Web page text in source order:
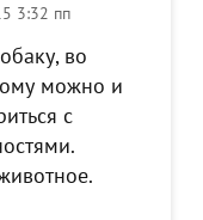
3:32 пп
во
можно и
с